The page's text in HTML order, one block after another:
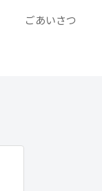
ごあいさつ